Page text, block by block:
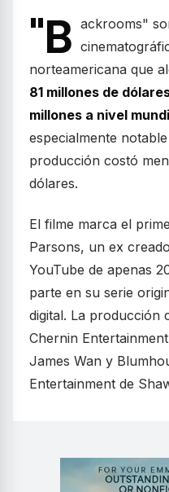
"B ackrooms"
norteamericana que
81 millones de
millones a nivel
especialmente
producción costó
dólares.
El filme marca el
Parsons, un ex
YouTube de apenas
parte en su serie
digital. La producción
Chernin
James Wan y
Entertainment de